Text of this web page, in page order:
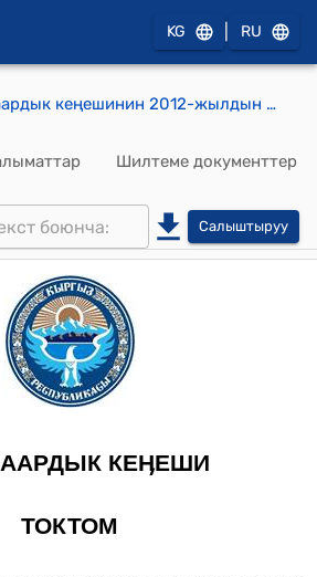
KG RU
Ош шаардык кеңешинин 2012-жылдын 18-декабрындагы № 53 "Жалил Руслан жөнүндө" токтому
Шилтеме документтер
Салыштыруу